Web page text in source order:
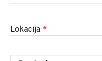
Lokacija *